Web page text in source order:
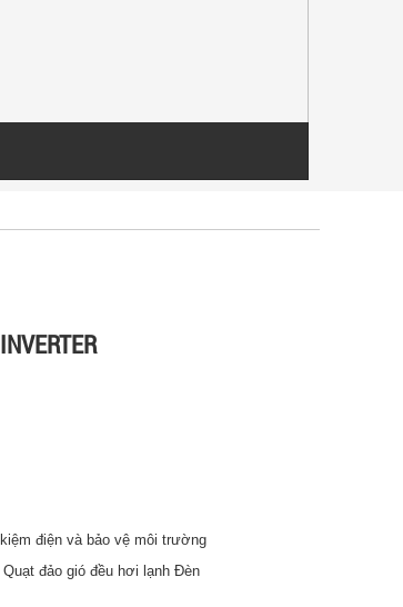
điện và bảo vệ môi trường
đảo gió đều hơi lạnh Đèn